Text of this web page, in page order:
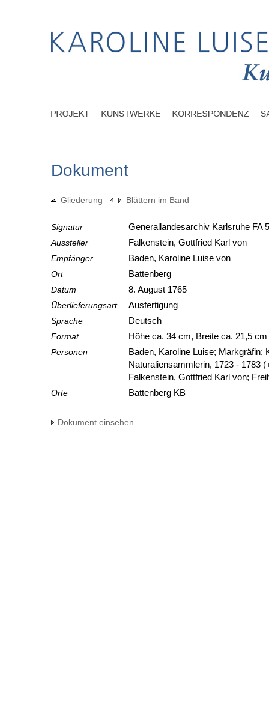
Dokument
Gliederung Blättern im Band
Signatur
Generallandesarchiv Karlsruhe FA
Aussteller
Falkenstein, Gottfried Karl von
Empfänger
Baden, Karoline Luise von
Ort
Battenberg
Datum
8. August 1765
Überlieferungsart
Ausfertigung
Sprache
Deutsch
Format
Höhe ca. 34 cm, Breite ca. 21,5 cm
Personen
Baden, Karoline Luise; Markgräfin;
Naturaliensammlerin, 1723 - 1783 (
Falkenstein, Gottfried Karl von;
Orte
Battenberg KB
Dokument einsehen